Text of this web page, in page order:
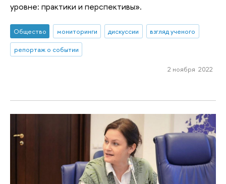
уровне: практики и перспективы».
Общество мониторинги дискуссии
взгляд ученого
репортаж о событии
2 ноября 2022